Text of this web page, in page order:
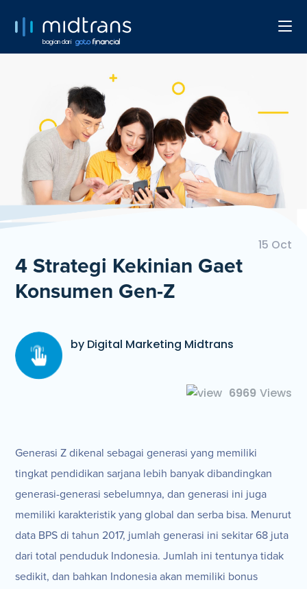
bagian dari
15 Oct
4 Strategi Kekinian Gaet
Konsumen Gen-Z
by Digital Marketing Midtrans
6969 Views
Generasi Z dikenal sebagai generasi yang memiliki
tingkat pendidikan sarjana lebih banyak dibandingkan
generasi-generasi sebelumnya, dan generasi ini juga
memiliki karakteristik yang global dan serba bisa. Menurut
data BPS di tahun 2017, jumlah generasi ini sekitar 68 juta
dari total penduduk Indonesia. Jumlah ini tentunya tidak
sedikit, dan bahkan Indonesia akan memiliki bonus